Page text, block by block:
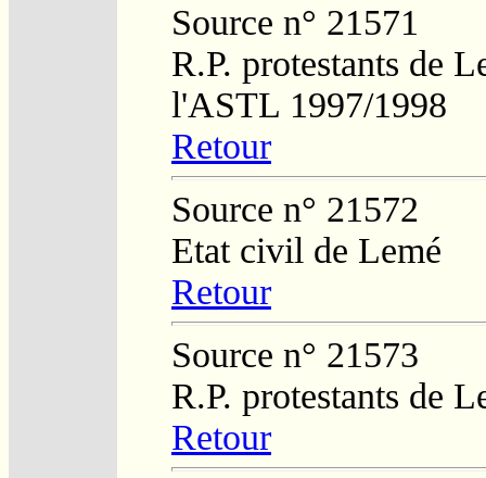
Source n° 21571
R.P. protestants de
l'ASTL 1997/1998
Retour
Source n° 21572
Etat civil de Lemé
Retour
Source n° 21573
R.P. protestants de
Retour